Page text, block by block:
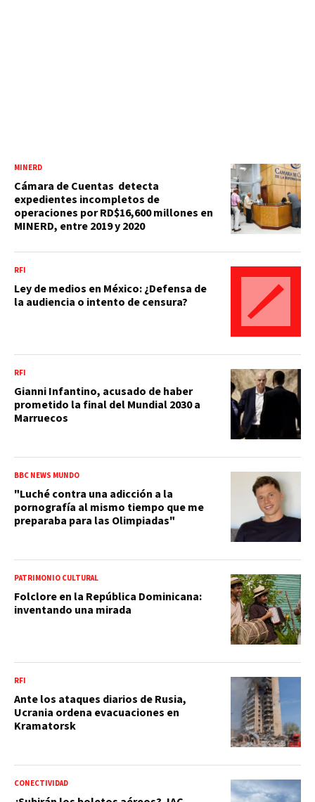
MINERD
Cámara de Cuentas detecta
expedientes incompletos de
operaciones por RD$16,600 millones en
MINERD, entre 2019 y 2020
RFI
Ley de medios en México: ¿Defensa de
la audiencia o intento de censura?
RFI
Gianni Infantino, acusado de haber
prometido la final del Mundial 2030 a
Marruecos
BBC NEWS MUNDO
"Luché contra una adicción a la
pornografía al mismo tiempo que me
preparaba para las Olimpiadas"
PATRIMONIO CULTURAL
Folclore en la República Dominicana:
inventando una mirada
RFI
Ante los ataques diarios de Rusia,
Ucrania ordena evacuaciones en
Kramatorsk
CONECTIVIDAD